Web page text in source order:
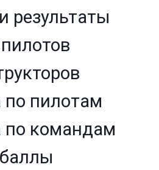
результаты
по пилотам
по командам